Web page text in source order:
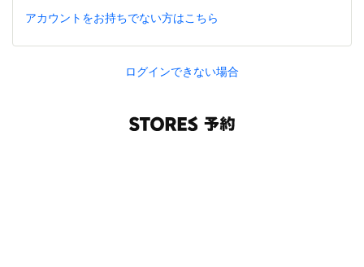
アカウントをお持ちでない方はこちら
ログインできない場合